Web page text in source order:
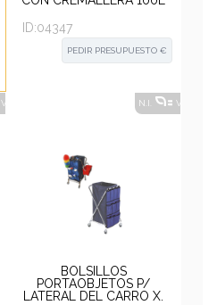
ID:04347
PEDIR PRESUPUESTO €
VER ALTERNATIVAS N.I. VER
BOLSILLOS
PORTAOBJETOS P/
LATERAL DEL CARRO X.